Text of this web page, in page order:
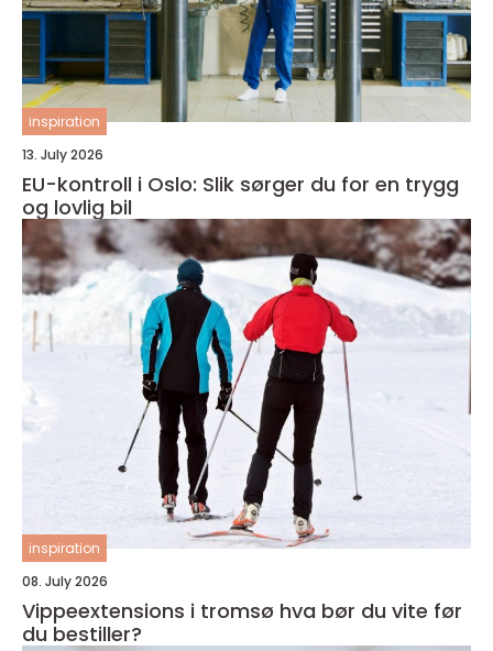
inspiration
13. July 2026
EU-kontroll i Oslo: Slik sørger du for en trygg
og lovlig bil
inspiration
08. July 2026
Vippeextensions i tromsø hva bør du vite før
du bestiller?